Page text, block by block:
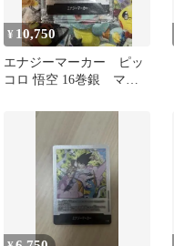
¥ 10,750
エナジーマーカー ピッ
コロ 悟空 16巻銀 マン
ボール